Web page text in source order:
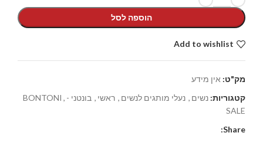
הוספה לסל
Add to wishlist
מק"ט: אין מידע
קטגוריות: נשים , נעלי מותגים לנשים , ראשי , בונטני -BONTONI ,
SALE
Share: